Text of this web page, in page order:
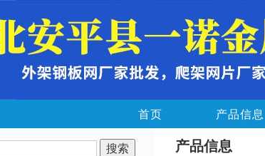
首页 产品信息
产品信息